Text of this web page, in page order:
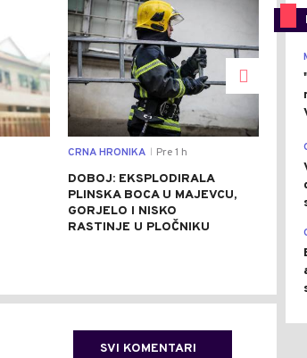
CRNA HRONIKA Pre 1 h
DOBOJ: EKSPLODIRALA
PLINSKA BOCA U MAJEVCU,
GORJELO I NISKO
RASTINJE U PLOČNIKU
SVI KOMENTARI